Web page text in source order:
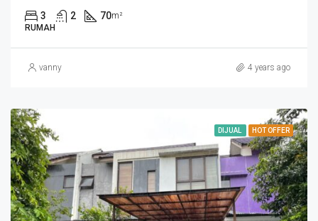
3 2 70m²
RUMAH
vanny 4 years ago
DIJUAL HOT OFFER